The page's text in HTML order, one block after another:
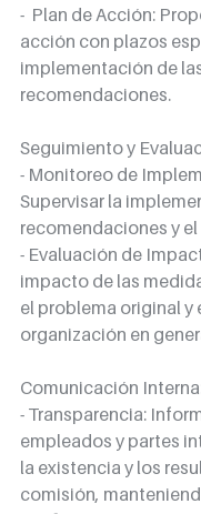
-  Plan de Acción:
acción con plazos
implementación de
recomendaciones.
Seguimiento y
- Monitoreo de
Supervisar la
recomendaciones y
- Evaluación de
impacto de las
el problema original y
organización en
Comunicación
- Transparencia:
empleados y partes
la existencia y los
comisión,